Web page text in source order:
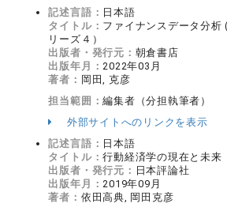
記述言語： 日本語
タイトル： ファイナンスデータ分析
リーズ４）
出版者・発行元： 朝倉書店
出版年月： 2022年03月
著者： 岡田, 克彦
担当範囲：編集者（分担執筆者）
外部サイトへのリンクを表示
記述言語： 日本語
タイトル：行動経済学の現在と未来
出版者・発行元： 日本評論社
出版年月： 2019年09月
著者： 依田高典, 岡田克彦